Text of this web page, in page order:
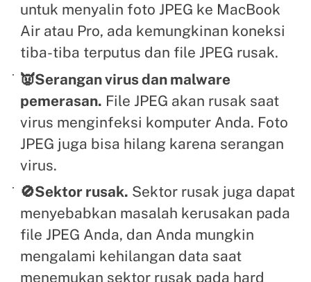
untuk menyalin foto JPEG ke MacBook
Air atau Pro, ada kemungkinan koneksi
tiba-tiba terputus dan file JPEG rusak.
👿Serangan virus dan malware
pemerasan. File JPEG akan rusak saat
virus menginfeksi komputer Anda. Foto
JPEG juga bisa hilang karena serangan
virus.
🚫Sektor rusak. Sektor rusak juga dapat
menyebabkan masalah kerusakan pada
file JPEG Anda, dan Anda mungkin
mengalami kehilangan data saat
menemukan sektor rusak pada hard